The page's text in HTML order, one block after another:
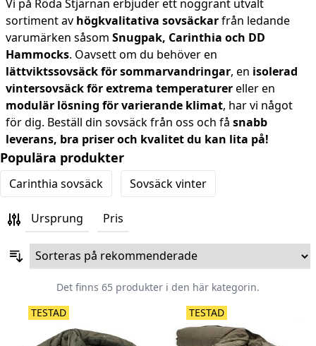
Vi på Röda Stjärnan erbjuder ett noggrant utvalt
sortiment av högkvalitativa sovsäckarfrån ledande
varumärken såsom Snugpak, Carinthia och DD
Hammocks. Oavsett om du behöver en
lättviktssovsäck för sommarvandringar, en isolerad
vintersovsäck för extrema temperaturereller en
modulär lösning för varierande klimat, har vi något
för dig. Beställ din sovsäck från oss och få snabb
leverans, bra priser och kvalitet du kan lita på!
Populära produkter
Carinthia sovsäck Sovsäck vinter
Ursprung Pris
Det finns 65 produkter i den här kategorin.
TESTAD TESTAD